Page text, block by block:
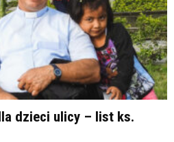
dzieci ulicy – list ks.